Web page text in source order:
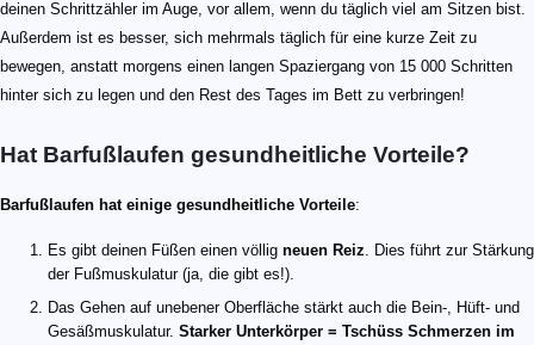
deinen Schrittzähler im Auge, vor allem, wenn du täglich viel am Sitzen bist.
Außerdem ist es besser, sich mehrmals täglich für eine kurze Zeit zu
bewegen, anstatt morgens einen langen Spaziergang von 15 000 Schritten
hinter sich zu legen und den Rest des Tages im Bett zu verbringen!
Hat Barfußlaufen gesundheitliche Vorteile?
Barfußlaufen hat einige gesundheitliche Vorteile:
Es gibt deinen Füßen einen völlig neuen Reiz. Dies führt zur Stärkung
der Fußmuskulatur (ja, die gibt es!).
Das Gehen auf unebener Oberfläche stärkt auch die Bein-, Hüft- und
Gesäßmuskulatur. Starker Unterkörper = Tschüss Schmerzen im